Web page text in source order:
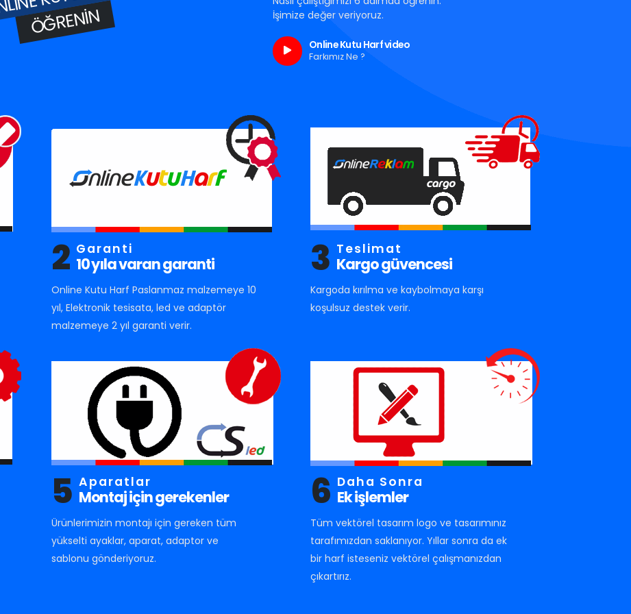
ÖĞRENIN
İşimize değer veriyoruz.
Online Kutu Harf video
Farkımız Ne ?
2 Garanti
10 yıla varan garanti
Online Kutu Harf Paslanmaz malzemeye 10
yıl, Elektronik tesisata, led ve adaptör
malzemeye 2 yıl garanti verir.
3 Teslimat
Kargo güvencesi
Kargoda kırılma ve kaybolmaya karşı
koşulsuz destek verir.
5 Aparatlar
Montaj için gerekenler
Ürünlerimizin montajı için gereken tüm
yükselti ayaklar, aparat, adaptor ve
sablonu gönderiyoruz.
6 Daha Sonra
Ek işlemler
Tüm vektörel tasarım logo ve tasarımınız
tarafımızdan saklanıyor. Yıllar sonra da ek
bir harf isteseniz vektörel çalışmanızdan
çıkartırız.